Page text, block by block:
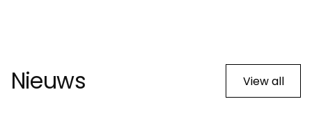
Nieuws View all